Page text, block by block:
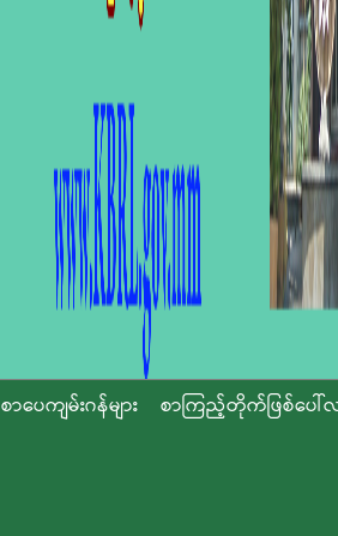
စာပေကျမ်းဂန်များ
စာကြည့်တိုက်ဖြစ်ပေါ်